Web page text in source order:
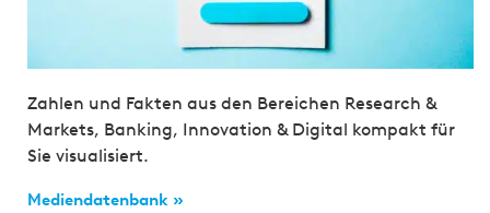
Zahlen und Fakten aus den Bereichen Research &
Markets, Banking, Innovation & Digital kompakt für
Sie visualisiert.
Mediendatenbank »